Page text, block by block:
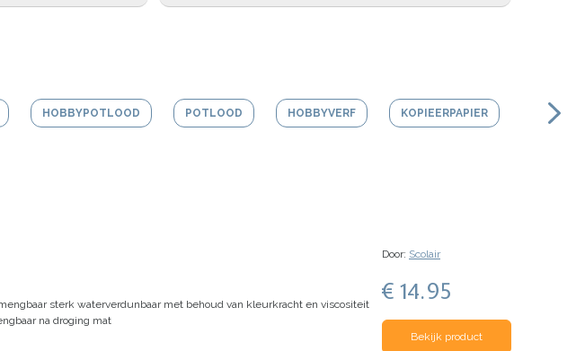
HOBBYPOTLOOD POTLOOD HOBBYVERF KOPIEERPAPIER
sterk waterverdunbaar met behoud van kleurkracht en viscositeit
na droging mat
Door: Scolair
€ 14.95
Bekijk product